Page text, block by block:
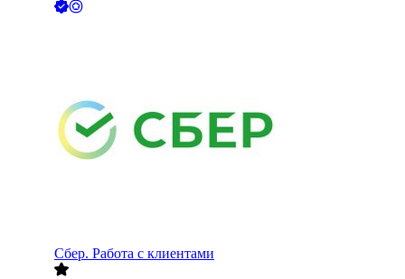
Сбер. Работа с клиентами